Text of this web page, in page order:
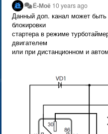
Ё-Моё 10 years ago
Данный доп. канал может
блокировки
стартера в режиме
двигателем
или при дистанционном и